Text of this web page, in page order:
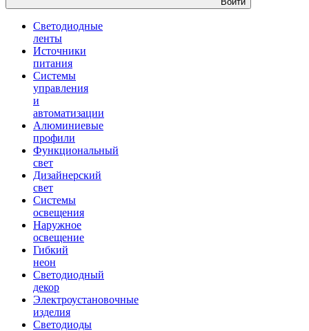
Светодиодные
ленты
Источники
питания
Системы
управления
и
автоматизации
Алюминиевые
профили
Функциональный
свет
Дизайнерский
свет
Системы
освещения
Наружное
освещение
Гибкий
неон
Светодиодный
декор
Электроустановочные
изделия
Светодиоды